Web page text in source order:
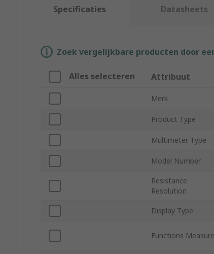
Specificaties Datasheets
Zoek vergelijkbare producten door
Alles selecteren Attribuut
Merk
Product Type
Multimeter Type
Model Number
Resistance
Resolution
Display Type
Functions